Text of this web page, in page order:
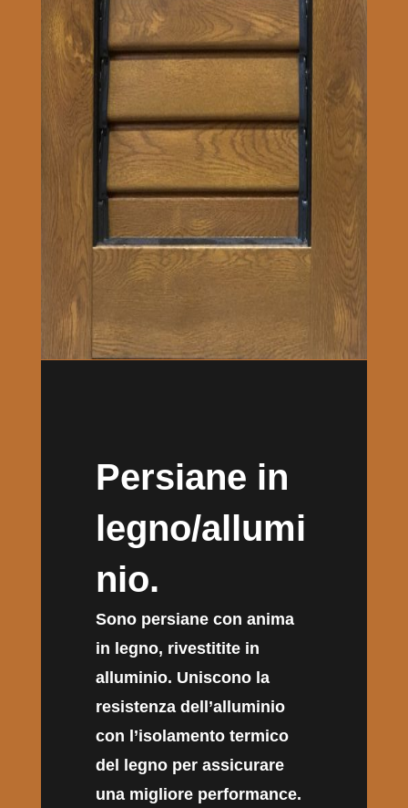
Persiane in
legno/allumi
nio.
Sono persiane con anima
in legno, rivestitite in
alluminio. Uniscono la
resistenza dell’alluminio
con l’isolamento termico
del legno per assicurare
una migliore performance.